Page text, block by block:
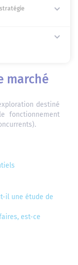
marché
destiné
fonctionnement
il une étude de
est-ce